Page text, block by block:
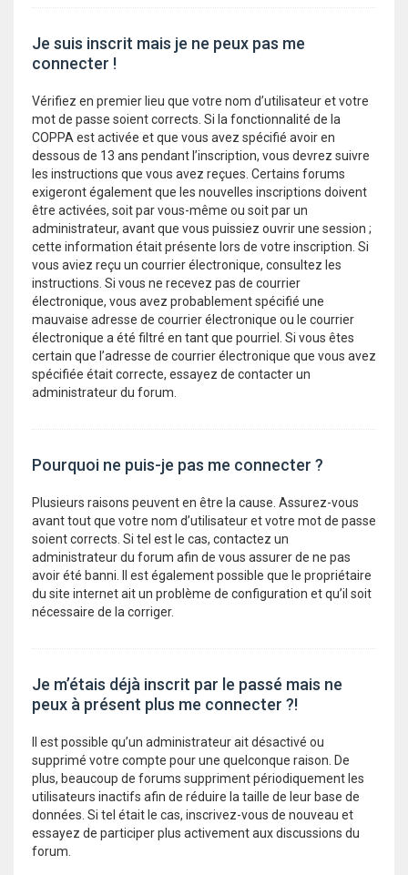
Je suis inscrit mais je ne peux pas me
connecter !
Vérifiez en premier lieu que votre nom d’utilisateur et votre
mot de passe soient corrects. Si la fonctionnalité de la
COPPA est activée et que vous avez spécifié avoir en
dessous de 13 ans pendant l’inscription, vous devrez suivre
les instructions que vous avez reçues. Certains forums
exigeront également que les nouvelles inscriptions doivent
être activées, soit par vous-même ou soit par un
administrateur, avant que vous puissiez ouvrir une session ;
cette information était présente lors de votre inscription. Si
vous aviez reçu un courrier électronique, consultez les
instructions. Si vous ne recevez pas de courrier
électronique, vous avez probablement spécifié une
mauvaise adresse de courrier électronique ou le courrier
électronique a été filtré en tant que pourriel. Si vous êtes
certain que l’adresse de courrier électronique que vous avez
spécifiée était correcte, essayez de contacter un
administrateur du forum.
Pourquoi ne puis-je pas me connecter ?
Plusieurs raisons peuvent en être la cause. Assurez-vous
avant tout que votre nom d’utilisateur et votre mot de passe
soient corrects. Si tel est le cas, contactez un
administrateur du forum afin de vous assurer de ne pas
avoir été banni. Il est également possible que le propriétaire
du site internet ait un problème de configuration et qu’il soit
nécessaire de la corriger.
Je m’étais déjà inscrit par le passé mais ne
peux à présent plus me connecter ?!
Il est possible qu’un administrateur ait désactivé ou
supprimé votre compte pour une quelconque raison. De
plus, beaucoup de forums suppriment périodiquement les
utilisateurs inactifs afin de réduire la taille de leur base de
données. Si tel était le cas, inscrivez-vous de nouveau et
essayez de participer plus activement aux discussions du
forum.